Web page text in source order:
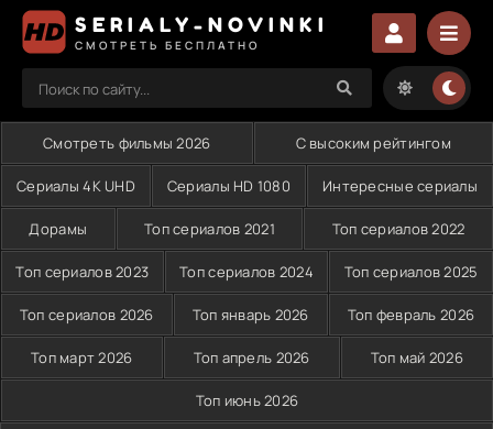
SERIALY-NOVINKI
СМОТРЕТЬ БЕСПЛАТНО
Смотреть фильмы 2026 С высоким рейтингом
Сериалы 4K UHD Сериалы HD 1080 Интересные сериалы
Дорамы Топ сериалов 2021 Топ сериалов 2022
Топ сериалов 2023 Топ сериалов 2024 Топ сериалов 2025
Топ сериалов 2026 Топ январь 2026 Топ февраль 2026
Топ март 2026 Топ апрель 2026 Топ май 2026
Топ июнь 2026